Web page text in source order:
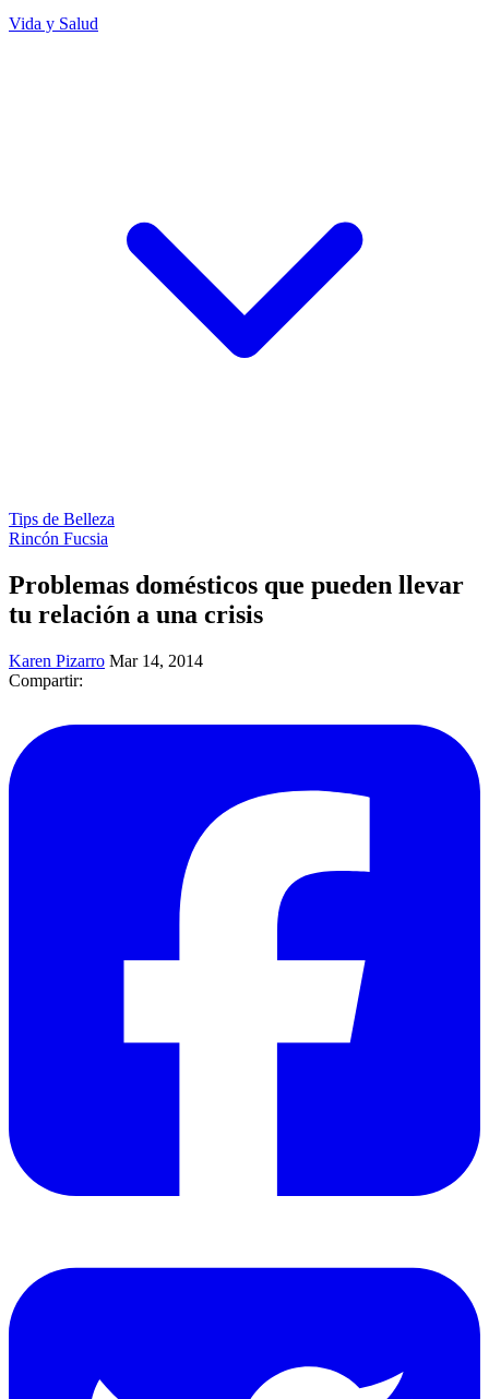
Vida y Salud
Tips de Belleza
Rincón Fucsia
Problemas domésticos que pueden llevar
tu relación a una crisis
Karen Pizarro Mar 14, 2014
Compartir: